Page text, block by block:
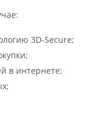
3D-Secure;
в интернете;